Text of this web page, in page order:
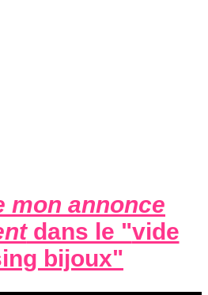
mon annonce
dans le "vide
bijoux"